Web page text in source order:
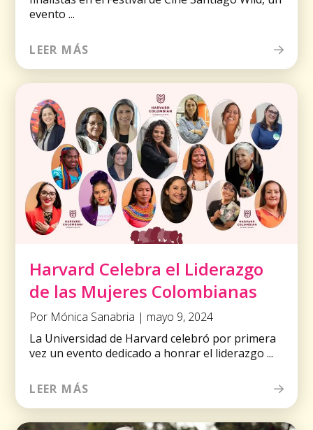
evento ...
LEER MÁS
Harvard Celebra el Liderazgo
de las Mujeres Colombianas
Por Mónica Sanabria | mayo 9, 2024
La Universidad de Harvard celebró por primera
vez un evento dedicado a honrar el liderazgo ...
LEER MÁS